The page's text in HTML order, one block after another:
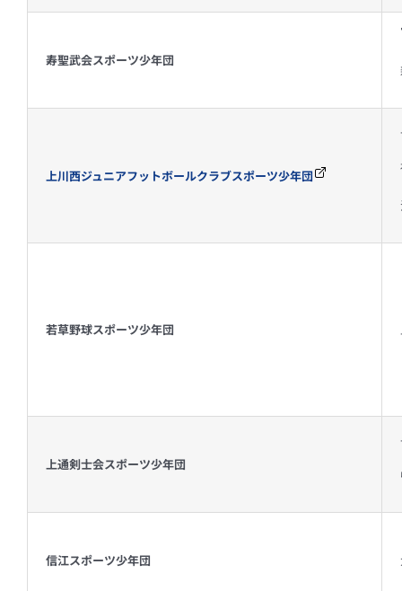
寿聖武会スポーツ少年団
上川西ジュニアフットボールクラブスポーツ少年団
若草野球スポーツ少年団
上通剣士会スポーツ少年団
信江スポーツ少年団